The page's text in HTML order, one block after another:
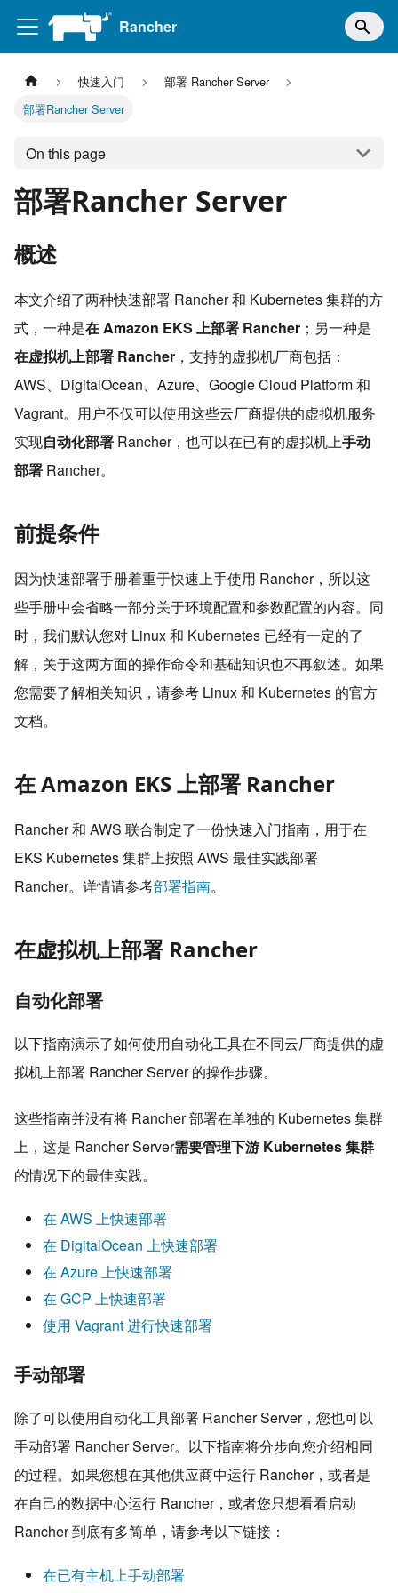
Rancher
快速入门
部署 Rancher Server
部署Rancher Server
On this page
部署Rancher Server
概述
本文介绍了两种快速部署 Rancher 和 Kubernetes 集群的方
式，一种是在 Amazon EKS 上部署 Rancher ；另一种是
在虚拟机上部署 Rancher ，支持的虚拟机厂商包括：
AWS、DigitalOcean、Azure、Google Cloud Platform 和
Vagrant。用户不仅可以使用这些云厂商提供的虚拟机服务
实现自动化部署 Rancher，也可以在已有的虚拟机上手动
部署 Rancher。
前提条件
因为快速部署手册着重于快速上手使用 Rancher，所以这
些手册中会省略一部分关于环境配置和参数配置的内容。同
时，我们默认您对 Linux 和 Kubernetes 已经有一定的了
解，关于这两方面的操作命令和基础知识也不再叙述。如果
您需要了解相关知识，请参考 Linux 和 Kubernetes 的官方
文档。
在 Amazon EKS 上部署 Rancher
Rancher 和 AWS 联合制定了一份快速入门指南，用于在
EKS Kubernetes 集群上按照 AWS 最佳实践部署
Rancher。详情请参考部署指南。
在虚拟机上部署 Rancher
自动化部署
以下指南演示了如何使用自动化工具在不同云厂商提供的虚
拟机上部署 Rancher Server 的操作步骤。
这些指南并没有将 Rancher 部署在单独的 Kubernetes 集群
上，这是 Rancher Server需要管理下游 Kubernetes 集群
的情况下的最佳实践。
在 AWS 上快速部署
在 DigitalOcean 上快速部署
在 Azure 上快速部署
在 GCP 上快速部署
使用 Vagrant 进行快速部署
手动部署
除了可以使用自动化工具部署 Rancher Server，您也可以
手动部署 Rancher Server。以下指南将分步向您介绍相同
的过程。如果您想在其他供应商中运行 Rancher，或者是
在自己的数据中心运行 Rancher，或者您只想看看启动
Rancher 到底有多简单，请参考以下链接：
在已有主机上手动部署